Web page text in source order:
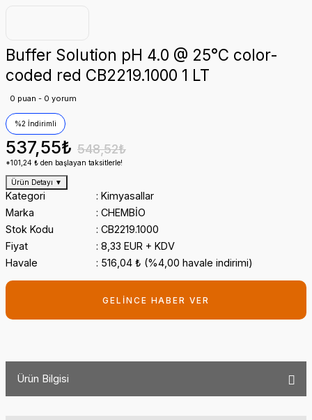
Buffer Solution pH 4.0 @ 25°C color-
coded red CB2219.1000 1 LT
0 puan - 0 yorum
%2 İndirimli
537,55₺ 548,52₺
*101,24 ₺ den başlayan taksitlerle!
Ürün Detayı ▼
Kategori
Kimyasallar
Marka
CHEMBİO
Stok Kodu
CB2219.1000
Fiyat
8,33 EUR + KDV
Havale
516,04 ₺ (%4,00 havale indirimi)
GELİNCE HABER VER
Ürün Bilgisi